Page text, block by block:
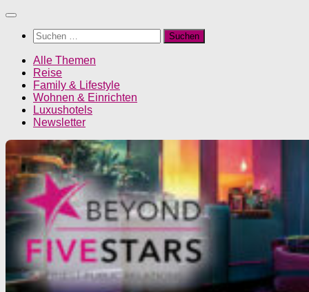
Unter
Inhalt
Suchen
nach:
Alle Themen
Reise
Family & Lifestyle
Wohnen & Einrichten
Luxushotels
Newsletter